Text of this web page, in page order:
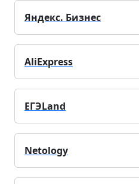
Яндекс. Бизнес
AliExpress
ЕГЭLand
Netology